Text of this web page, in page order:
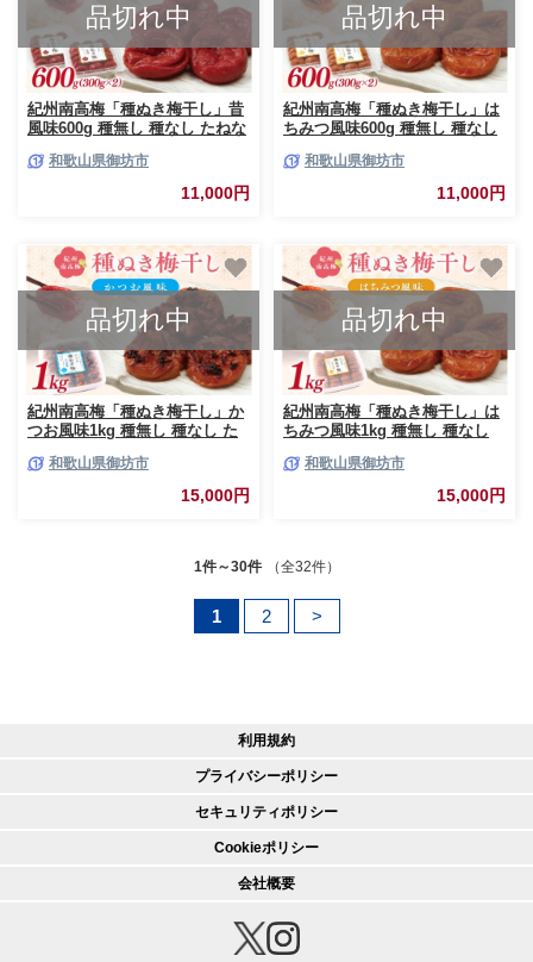
品切れ中
紀州南高梅「種ぬき梅干し」昔
風味600g 種無し 種なし たねな
和歌山県御坊市
11,000円
品切れ中
紀州南高梅「種ぬき梅干し」は
ちみつ風味600g 種無し 種なし
和歌山県御坊市
11,000円
品切れ中
紀州南高梅「種ぬき梅干し」か
つお風味1kg 種無し 種なし た
和歌山県御坊市
15,000円
品切れ中
紀州南高梅「種ぬき梅干し」は
ちみつ風味1kg 種無し 種なし
和歌山県御坊市
15,000円
1件～30件 （全32件）
1 2 >
利用規約
プライバシーポリシー
セキュリティポリシー
Cookieポリシー
会社概要